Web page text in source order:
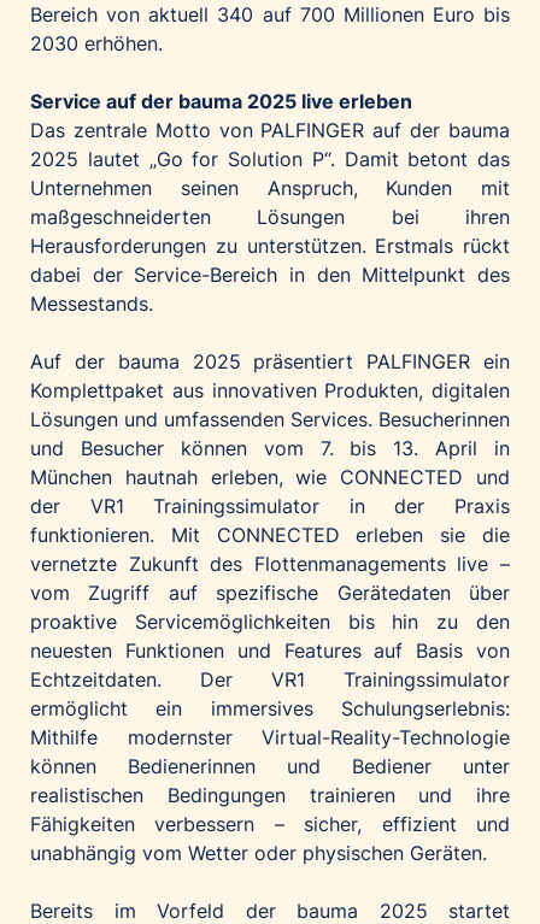
Bereich von aktuell 340 auf 700 Millionen Euro bis
2030 erhöhen.
Service auf der bauma 2025 live erleben
Das zentrale Motto von PALFINGER auf der bauma
2025 lautet „Go for Solution P“. Damit betont das
Unternehmen seinen Anspruch, Kunden mit
maßgeschneiderten Lösungen bei ihren
Herausforderungen zu unterstützen. Erstmals rückt
dabei der Service-Bereich in den Mittelpunkt des
Messestands.
Auf der bauma 2025 präsentiert PALFINGER ein
Komplettpaket aus innovativen Produkten, digitalen
Lösungen und umfassenden Services. Besucherinnen
und Besucher können vom 7. bis 13. April in
München hautnah erleben, wie CONNECTED und
der VR1 Trainingssimulator in der Praxis
funktionieren. Mit CONNECTED erleben sie die
vernetzte Zukunft des Flottenmanagements live –
vom Zugriff auf spezifische Gerätedaten über
proaktive Servicemöglichkeiten bis hin zu den
neuesten Funktionen und Features auf Basis von
Echtzeitdaten. Der VR1 Trainingssimulator
ermöglicht ein immersives Schulungserlebnis:
Mithilfe modernster Virtual-Reality-Technologie
können Bedienerinnen und Bediener unter
realistischen Bedingungen trainieren und ihre
Fähigkeiten verbessern – sicher, effizient und
unabhängig vom Wetter oder physischen Geräten.
Bereits im Vorfeld der bauma 2025 startet